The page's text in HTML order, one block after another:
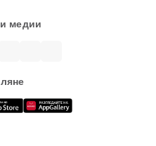
медии